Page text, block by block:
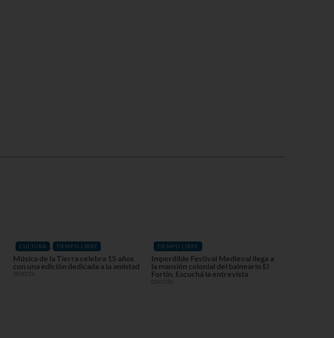
CULTURA , TIEMPO LIBRE
Música de la Tierra celebra 15 años
con una edición dedicada a la amistad
28/07/26
TIEMPO LIBRE
Imperdible Festival Medieval llega a
la mansión colonial del balneario El
Fortín. Escuchá la entrevista
03/07/26